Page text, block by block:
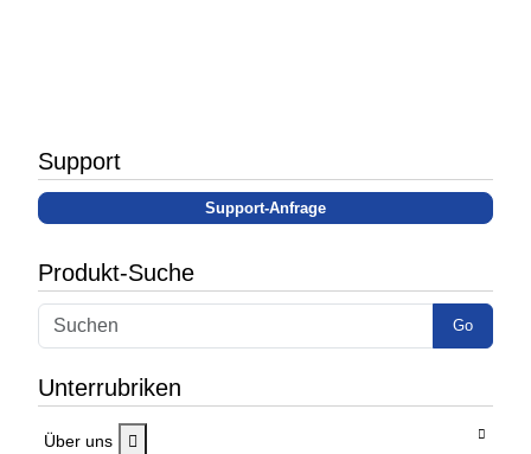
Support
Support-Anfrage
Produkt-Suche
Go
Unterrubriken
Über uns